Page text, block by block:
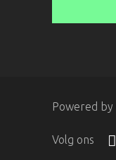
Powered by
Volg ons